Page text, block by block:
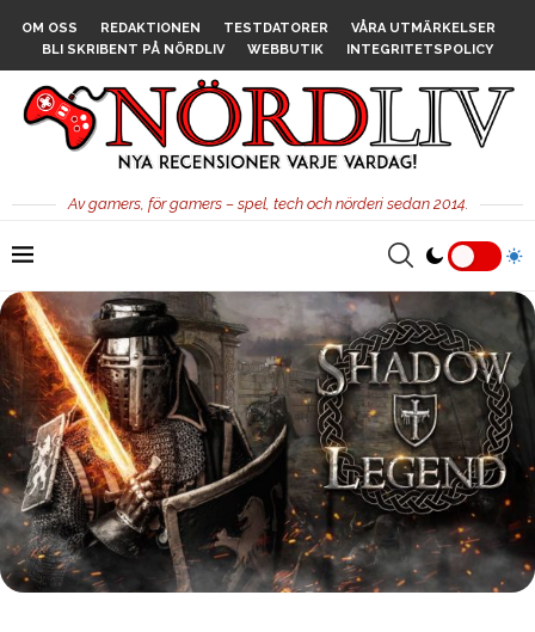
OM OSS REDAKTIONEN TESTDATORER
VÅRA UTMÄRKELSER
BLI SKRIBENT PÅ NÖRDLIV
WEBBUTIK INTEGRITETSPOLICY
Av gamers, för gamers – spel, tech och nörderi sedan 2014.